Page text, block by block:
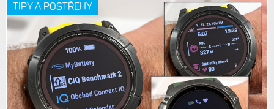
TIPY A POSTŘEHY